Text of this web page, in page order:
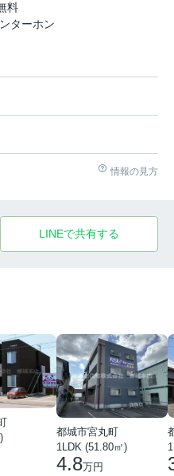
料
ターホン
情報の見方
LINEで共有する
都城市宮丸町
1LDK (51.80㎡)
4.8万円